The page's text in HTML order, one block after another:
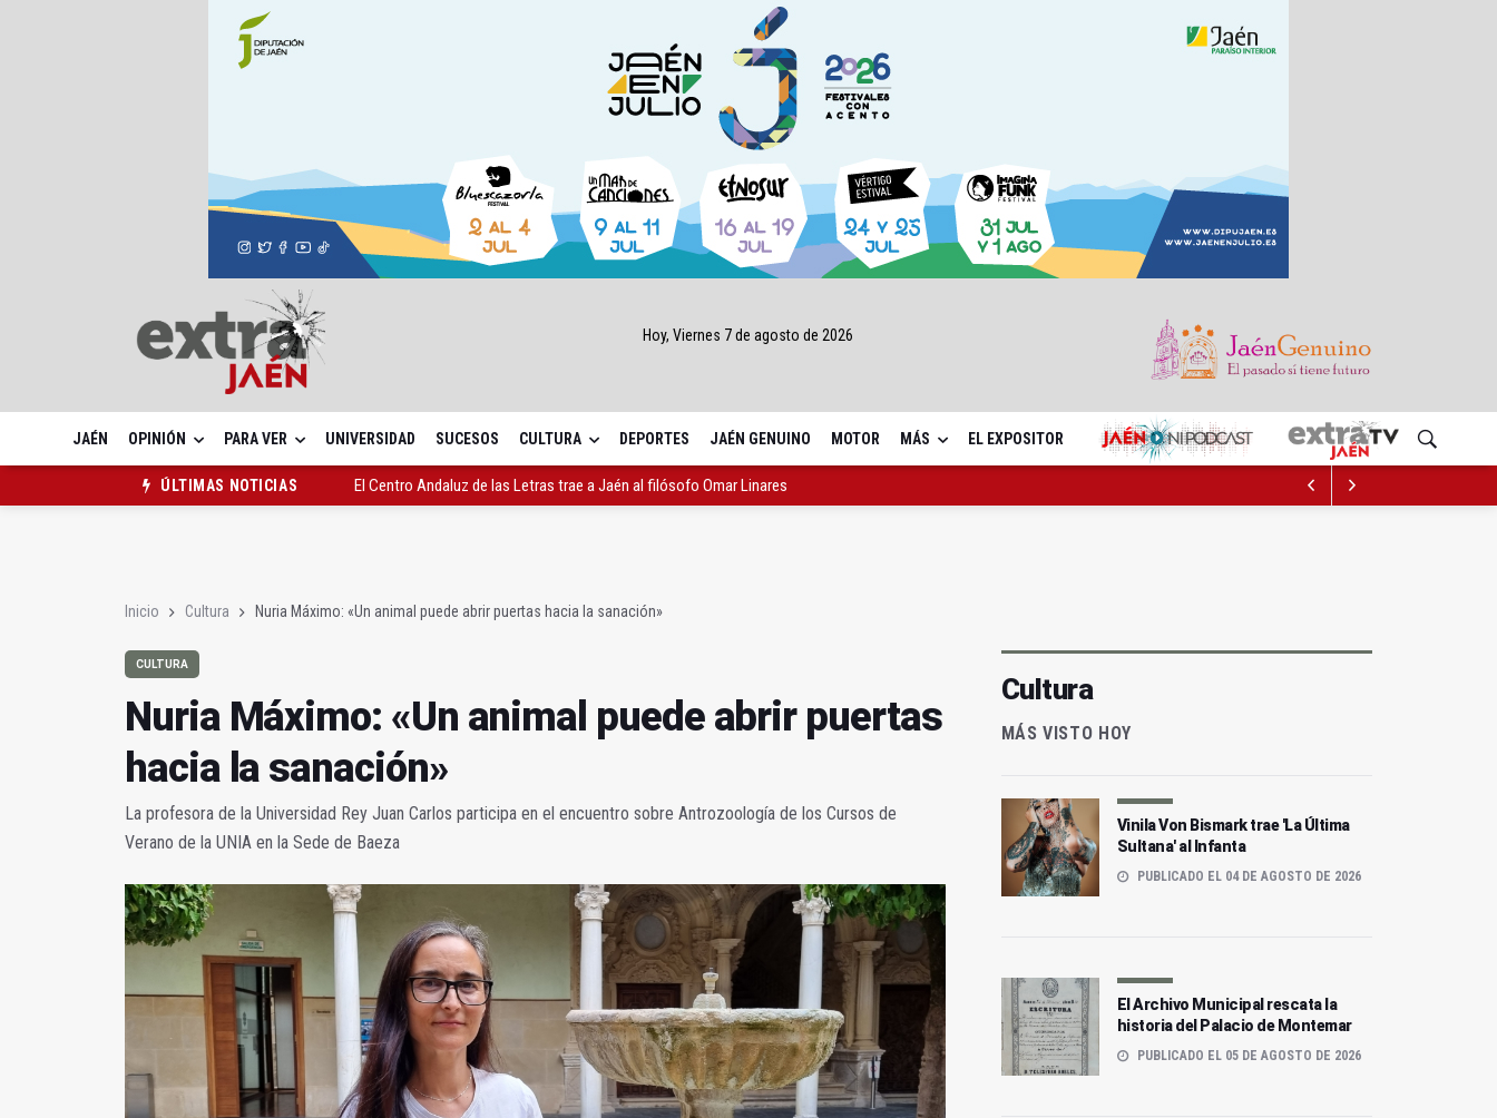
Hoy, Viernes 7 de agosto de 2026
JAÉN OPINIÓN PARA VER UNIVERSIDAD SUCESOS CULTURA DEPORTES JAÉN GENUINO MOTOR MÁS EL EXPOSITOR
ÚLTIMAS NOTICIAS
El Centro Andaluz de las Letras trae a Jaén al filósofo Omar Linares
Inicio Cultura Nuria Máximo: «Un animal puede abrir puertas hacia la sanación»
CULTURA
Nuria Máximo: «Un animal puede abrir puertas
hacia la sanación»
La profesora de la Universidad Rey Juan Carlos participa en el encuentro sobre Antrozoología de los Cursos de
Verano de la UNIA en la Sede de Baeza
Cultura
MÁS VISTO HOY
Vinila Von Bismark trae 'La Última
Sultana' al Infanta
PUBLICADO EL 04 DE AGOSTO DE 2026
El Archivo Municipal rescata la
historia del Palacio de Montemar
PUBLICADO EL 05 DE AGOSTO DE 2026